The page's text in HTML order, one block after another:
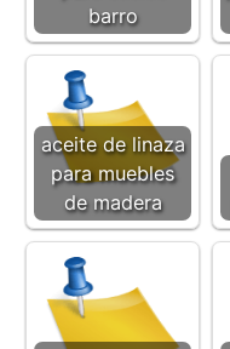
barro
aceite de linaza
para muebles
de madera